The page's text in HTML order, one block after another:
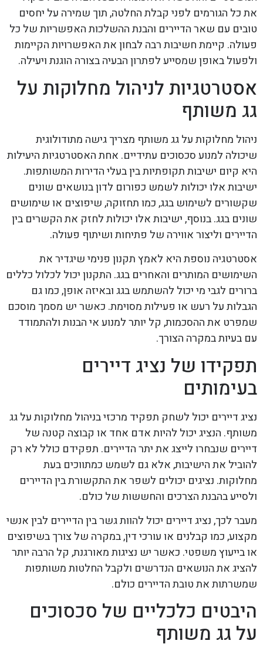
את כל הגורמים לפני קבלת החלטה, תוך שמירה על יחסים
טובים עם שאר הדיירים והבנת ההשלכות האפשריות של כל
פעולה. קיימת חשיבות רבה לבחון את האפשרויות הקיימות
ולפעול באופן שמסייע לפתרון הבעיה בצורה הוגנת ויעילה.
אסטרטגיות לניהול מחלוקות על
גג משותף
ניהול מחלוקות על גג משותף מצריך גישה מתודולוגית
שיכולה למנוע סכסוכים עתידיים. אחת האסטרטגיות היעילות
היא קיום ישיבות תקופתיות בין בעלי הדירות המשותפות.
ישיבות אלו יכולות לשמש כפורום לדון בנושאים שונים
שקשורים לשימוש בגג, כמו תחזוקה, שיפוצים או שימושים
שונים בגג. בנוסף, ישיבות אלו יכולות לחזק את הקשרים בין
הדיירים וליצור אווירה של פתיחות ושיתוף פעולה.
אסטרטגיה נוספת היא לאמץ תקנון פנימי שיגדיר את
השימושים המותרים והאחרים בגג. התקנון יכול לכלול כללים
ברורים לגבי מי יכול להשתמש בגג ובאיזה אופן, כמו גם
הגבלות על רעש או פעילות מסוימת. כאשר יש מסמך מוסכם
שמפרט את ההסכמות, קל יותר למנוע אי הבנות ולהתמודד
עם בעיות במקרה הצורך.
תפקידו של נציג דיירים
בעימותים
נציג דיירים יכול לשחק תפקיד מרכזי בניהול מחלוקות על גג
משותף. הנציג יכול להיות אדם אחד או קבוצה קטנה של
דיירים שנבחרו לייצג את יתר הדיירים. תפקידם כולל לא רק
להוביל את הישיבות, אלא גם לשמש כמתווכים בעת
מחלוקות. נציגים יכולים לשפר את התקשורת בין הדיירים
ולסייע בהבנת הצרכים והחששות של כולם.
מעבר לכך, נציג דיירים יכול להוות גשר בין הדיירים לבין אנשי
מקצוע, כמו קבלנים או עורכי דין, במקרה של צורך בשיפוצים
או בייעוץ משפטי. כאשר יש נציגות מאורגנת, קל הרבה יותר
להציג את הנושאים הנדרשים ולקבל החלטות משותפות
שמשרתות את טובת הדיירים כולם.
היבטים כלכליים של סכסוכים
על גג משותף